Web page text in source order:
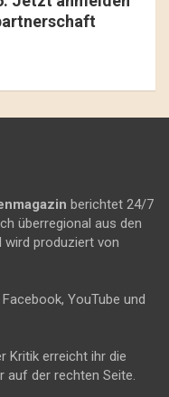
berichtet 24/7
überregional aus den
wird produziert von
YouTube und
Kritik erreicht ihr die
auf der rechten Seite.